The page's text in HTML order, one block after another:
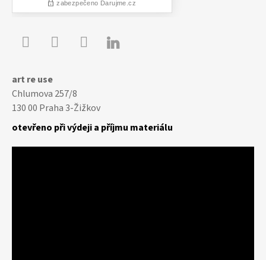

art re use
Chlumova 257/8
130 00 Praha 3-Žižkov
otevřeno při výdeji a příjmu materiálu